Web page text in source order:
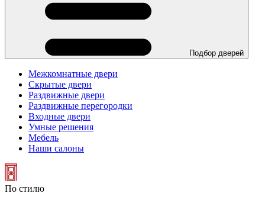
Подбор дверей
Межкомнатные двери
Скрытые двери
Раздвижные двери
Раздвижные перегородки
Входные двери
Умные решения
Мебель
Наши салоны
По стилю